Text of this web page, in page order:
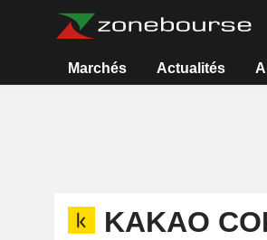
Marchés Actualités
KAKAO